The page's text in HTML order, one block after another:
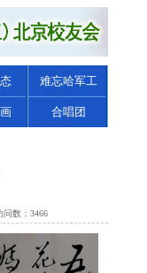
难忘哈军工
合唱团
问数：3466